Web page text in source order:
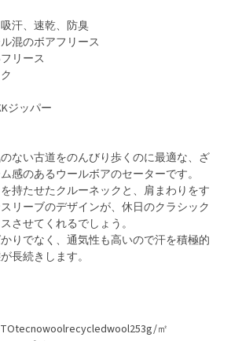
汗、速乾、防臭
混のボアフリース
リース
ジッパー
ない古道をのんびり歩くのに最適な、ざ
感のあるウールボアのセーターです。
持たせたクルーネックと、肩まわりをす
リーブのデザインが、休日のクラシック
させてくれるでしょう。
りでなく、通気性も高いので汗を積極的
長続きします。
㎡